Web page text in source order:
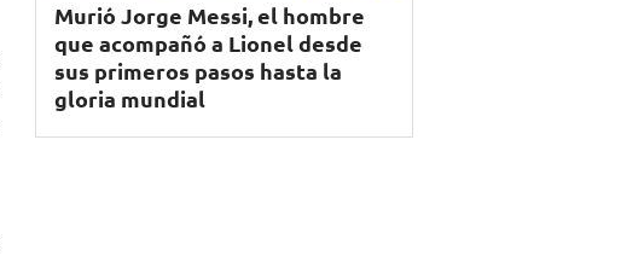
Murió Jorge Messi, el hombre
que acompañó a Lionel desde
sus primeros pasos hasta la
gloria mundial